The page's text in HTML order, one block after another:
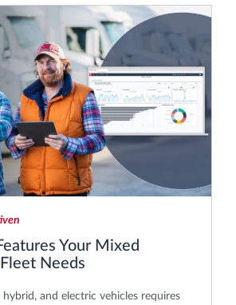
Your Mixed
Needs
hybrid, and electric vehicles requires